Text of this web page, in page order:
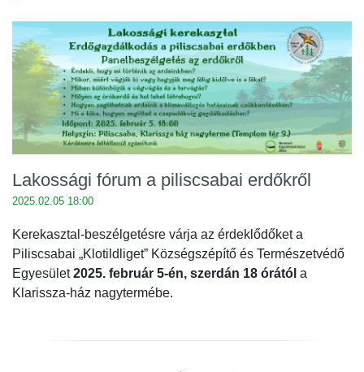
Lakossági fórum a piliscsabai erdőkről
2025.02.05 18:00
Kerekasztal-beszélgetésre várja az érdeklődőket a
Piliscsabai „Klotildliget” Községszépítő és Természetvédő
Egyesület2025. február 5-én, szerdán 18 órától a
Klarissza-ház nagytermébe.